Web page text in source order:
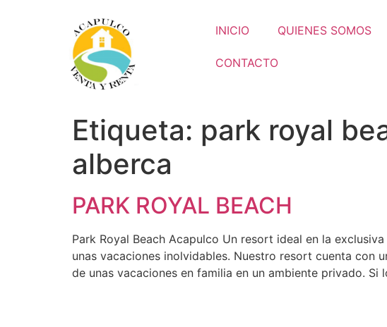
INICIO QUIENES SOMOS
CONTACTO
Etiqueta: park royal
alberca
PARK ROYAL BEACH
Park Royal Beach Acapulco Un resort ideal en la
unas vacaciones inolvidables. Nuestro resort cuenta con
de unas vacaciones en familia en un ambiente privado. Si